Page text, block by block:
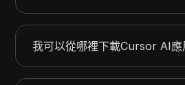
我可以從哪裡下載Cursor AI應